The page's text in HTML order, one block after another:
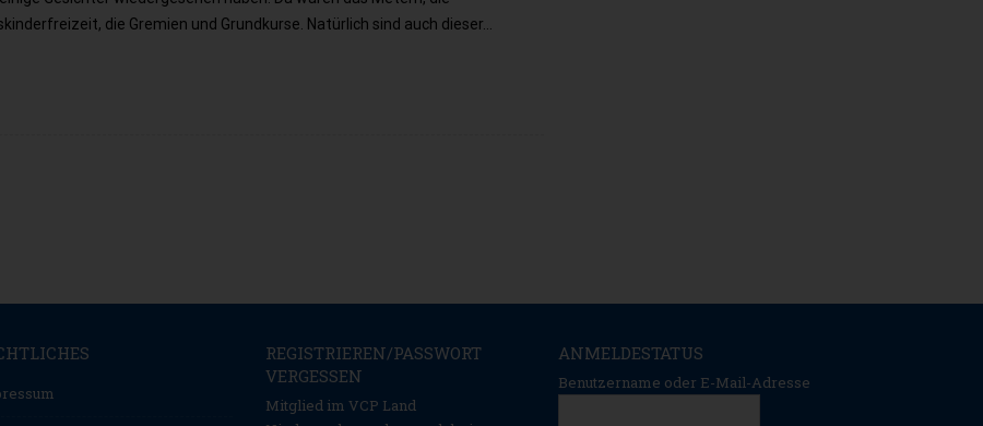
die Gremien und Grundkurse. Natürlich sind auch dieser…
REGISTRIEREN/PASSWORT
VERGESSEN
Mitglied im VCP Land
ANMELDESTATUS
Benutzername oder E-Mail-Adresse